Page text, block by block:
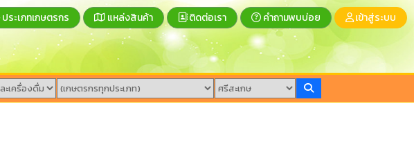
ประเภทเกษตรกร แหล่งสินค้า ติดต่อเรา คำถามพบบ่อย เข้าสู่ระบบ